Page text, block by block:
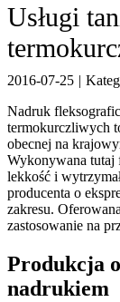
Usługi
2016-07-25 |
Nadruk
termokurczliwych
obecnej na
Wykonywana tutaj
lekkość i
producenta o
zakresu.
zastosowanie na
Produkcja
nadrukiem